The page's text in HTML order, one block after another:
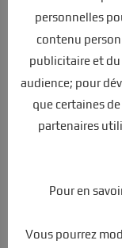
de vous
produits à votre
informations
Web, le nombre
Web visitées, la
aident à
Notre site Web
utilisés pour
montrons afin
personnelles
contenu
publicitaire et
audience; pour
que certaines
partenaires
Pour en
Vous pourrez